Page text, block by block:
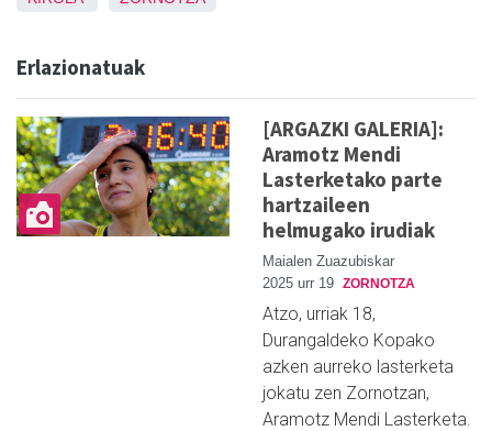
Erlazionatuak
[ARGAZKI GALERIA]:
Aramotz Mendi
Lasterketako parte
hartzaileen
helmugako irudiak
Maialen Zuazubiskar
2025 urr 19 ZORNOTZA
Atzo, urriak 18,
Durangaldeko Kopako
azken aurreko lasterketa
jokatu zen Zornotzan,
Aramotz Mendi Lasterketa.